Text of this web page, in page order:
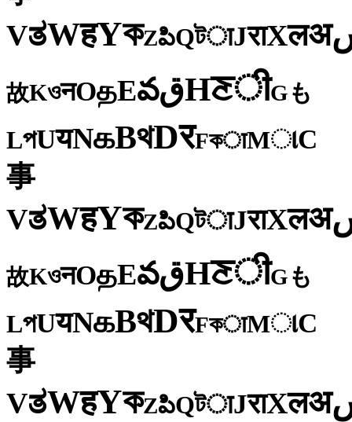
VತWहYকZపిQটाJराXलअ
故KওनOதEవقHਣीGも
LপUयNகBথDरFকाMાC
事
VತWहYকZపిQটाJराXलअ
故KওनOதEవقHਣीGも
LপUयNகBথDरFকाMાC
事
VತWहYকZపిQটाJराXलअ